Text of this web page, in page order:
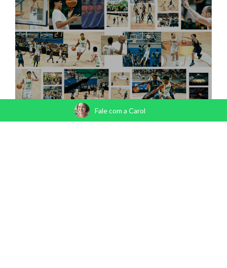
BRASIL X COLOMBIA - FIBA BASKETBALL WORLD
Fale com a Carol